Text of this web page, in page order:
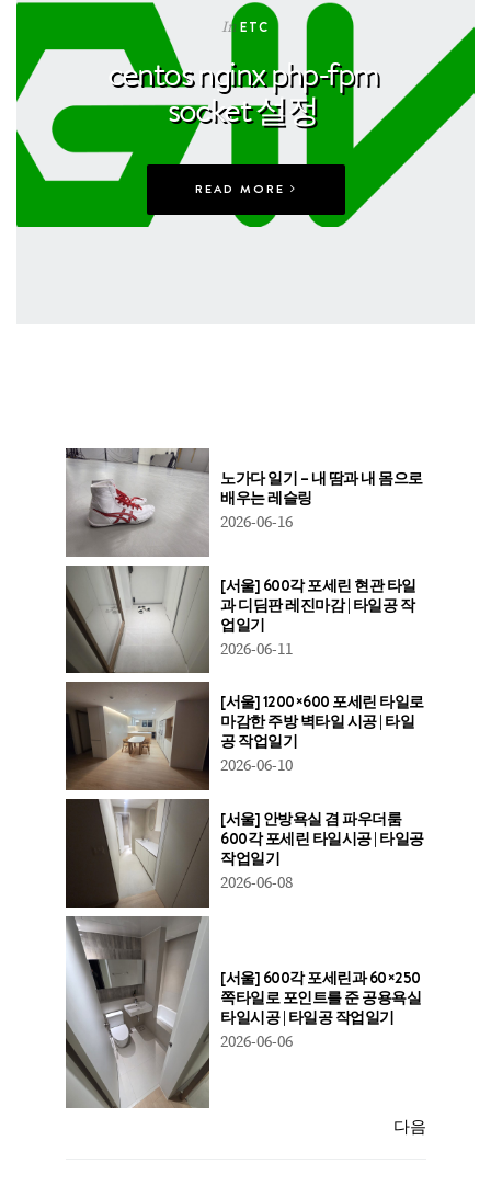
In ETC
centos nginx php-fpm
socket 설정
READ MORE
노가다 일기 – 내 땀과 내 몸으로
배우는 레슬링
2026-06-16
[서울] 600각 포세린 현관 타일
과 디딤판 레진마감 | 타일공 작
업일기
2026-06-11
[서울] 1200×600 포세린 타일로
마감한 주방 벽타일 시공 | 타일
공 작업일기
2026-06-10
[서울] 안방욕실 겸 파우더룸
600각 포세린 타일시공 | 타일공
작업일기
2026-06-08
[서울] 600각 포세린과 60×250
쪽타일로 포인트를 준 공용욕실
타일시공 | 타일공 작업일기
2026-06-06
다음